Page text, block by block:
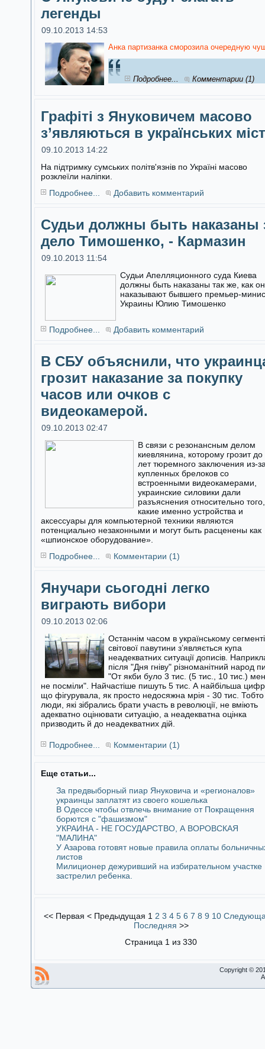
легенды
09.10.2013 14:53
Анка партизанка сморозила очередную
Подробнее... Комментарии (1)
Графіті з Януковичем масово
з’являються в українських
09.10.2013 14:22
На підтримку сумських політв'язнів по Україні масово
розклеїли наліпки.
Подробнее...
Добавить комментарий
Судьи должны быть наказаны
дело Тимошенко, - Кармазин
09.10.2013 11:54
Судьи Апелляционного суда Киева
должны быть наказаны так же, как
наказывают бывшего премьер-
Украины Юлию Тимошенко
Подробнее... Добавить комментарий
В СБУ объяснили, что
грозит наказание за покупку
часов или очков с
видеокамерой.
09.10.2013 02:47
В связи с резонансным делом
киевлянина, которому грозит до
лет тюремного заключения из-
купленных брелоков со
встроенными видеокамерами,
украинские силовики дали
разъяснения относительно того,
какие именно устройства и
аксессуары для компьютерной техники являются
потенциально незаконными и могут быть расценены как
«шпионское оборудование».
Подробнее...
Комментарии (1)
Янучари сьогодні легко
виграють вибори
09.10.2013 02:06
Останнім часом в українському сегменті
світової павутини з’являється купа
неадекватних ситуації дописів.
після "Дня гніву" різноманітний народ
"От якби було 3 тис. (5 тис., 10 тис.)
не посміли". Найчастіше пишуть 5 тис. А найбільша
що фігурувала, як просто недосяжна мрія - 30 тис. Тобто
люди, які зібрались брати участь в революції, не вміють
адекватно оцінювати ситуацію, а неадекватна оцінка
призводить й до неадекватних дій.
Подробнее... Комментарии (1)
Еще статьи...
За предвыборный пиар Януковича и «регионалов»
украинцы заплатят из своего кошелька
В Одессе чтобы отвлечь внимание от Покращення
борются с "фашизмом"
УКРАИНА - НЕ ГОСУДАРСТВО, А ВОРОВСКАЯ
"МАЛИНА"
У Азарова готовят новые правила оплаты
листов
Милиционер дежуривший на избирательном участке
застрелил ребенка.
<< Первая < Предыдущая 1 2 3 4 5 6 7 8 9 10
Последняя >>
Страница 1 из 330
Copyright ©